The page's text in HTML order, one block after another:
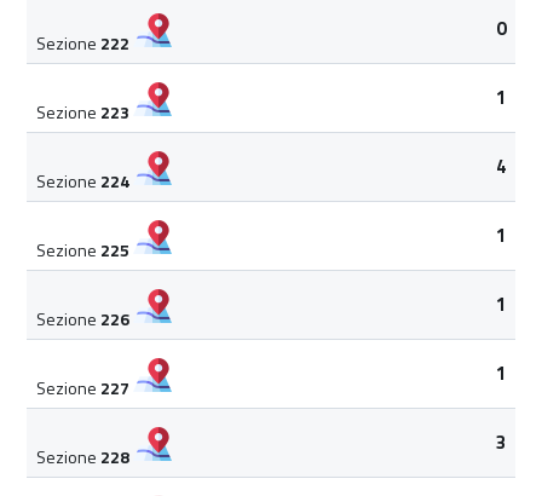
Sezione 222
0
Sezione 223
1
Sezione 224
4
Sezione 225
1
Sezione 226
1
Sezione 227
1
Sezione 228
3